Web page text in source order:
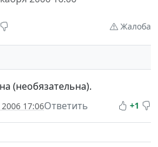
Жалоба
(необязательна).
17:06Ответить +1